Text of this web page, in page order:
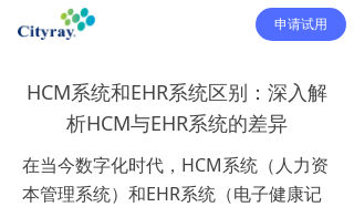
申请试用
HCM系统和EHR系统区别：深入解
析HCM与EHR系统的差异
在当今数字化时代，HCM系统（人力资
本管理系统）和EHR系统（电子健康记